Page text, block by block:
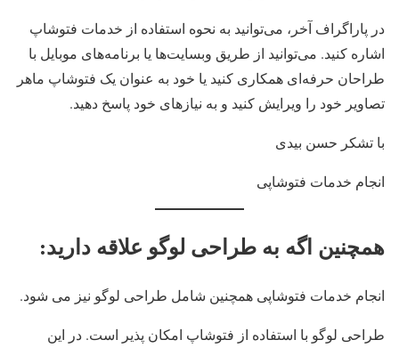
در پاراگراف آخر، می‌توانید به نحوه استفاده از خدمات فتوشاپ
اشاره کنید. می‌توانید از طریق وبسایت‌ها یا برنامه‌های موبایل با
طراحان حرفه‌ای همکاری کنید یا خود به عنوان یک فتوشاپ ماهر
تصاویر خود را ویرایش کنید و به نیازهای خود پاسخ دهید.
با تشکر حسن بیدی
انجام خدمات فتوشاپی
همچنین اگه به طراحی لوگو علاقه دارید:
انجام خدمات فتوشاپی همچنین شامل طراحی لوگو نیز می شود.
طراحی لوگو با استفاده از فتوشاپ امکان‌ پذیر است. در این